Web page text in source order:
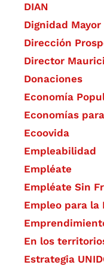
DIAN
Dignidad Mayor
Dirección
Director
Donaciones
Economía
Economías
Ecoovida
Empleabilidad
Empléate
Empléate Sin
Empleo para la
En los
Estrategia